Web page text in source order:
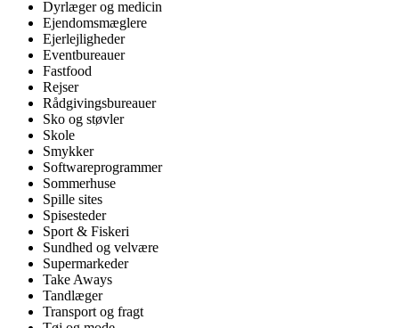
Dyrlæger og medicin
Ejendomsmæglere
Ejerlejligheder
Eventbureauer
Fastfood
Rejser
Rådgivingsbureauer
Sko og støvler
Skole
Smykker
Softwareprogrammer
Sommerhuse
Spille sites
Spisesteder
Sport & Fiskeri
Sundhed og velvære
Supermarkeder
Take Aways
Tandlæger
Transport og fragt